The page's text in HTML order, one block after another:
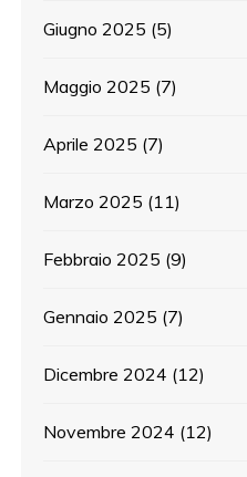
Giugno 2025 (5)
Maggio 2025 (7)
Aprile 2025 (7)
Marzo 2025 (11)
Febbraio 2025 (9)
Gennaio 2025 (7)
Dicembre 2024 (12)
Novembre 2024 (12)